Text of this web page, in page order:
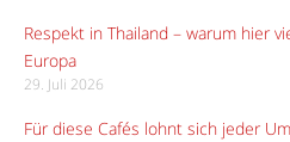
Respekt in Thailand – warum hier
Europa
29. Juli 2026
Für diese Cafés lohnt sich jeder